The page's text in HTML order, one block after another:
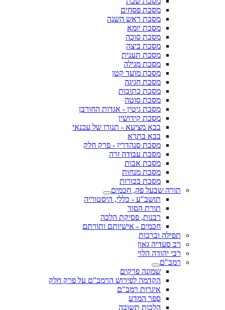
מסכת פסחים
מסכת ראש השנה
מסכת יומא
מסכת סוכה
מסכת ביצה
מסכת תענית
מסכת מגילה
מסכת מועד קטן
מסכת חגיגה
מסכת כתובות
מסכת סוטה
מסכת גיטין - אגדות החורבן
מסכת קידושין
בבא מציעא - תנורו של עכנאי
בבא בתרא
מסכת סנהדרין - פרק חלק
מסכת עבודה זרה
מסכת אבות
מסכת מנחות
מסכת בכורות
תורה שבעל פה, חכמים
תושב"ע - כללי, היסטוריה
תורת הסוד
רבנות, פסיקת הלכה
חכמים - אישיותם ותורתם
תפילה וברכות
רב סעדיה גאון
רבי יהודה הלוי
רמב"ם
שמונה פרקים
הקדמה לפירוש הרמב"ם על פרק חלק
איגרות רמב"ם
ספר המדע
הלכות תשובה